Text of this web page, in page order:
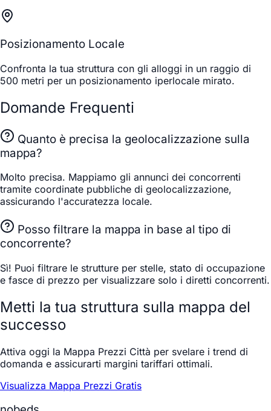
Posizionamento Locale
Confronta la tua struttura con gli alloggi in un raggio di
500 metri per un posizionamento iperlocale mirato.
Domande Frequenti
Quanto è precisa la geolocalizzazione sulla
mappa?
Molto precisa. Mappiamo gli annunci dei concorrenti
tramite coordinate pubbliche di geolocalizzazione,
assicurando l'accuratezza locale.
Posso filtrare la mappa in base al tipo di
concorrente?
Sì! Puoi filtrare le strutture per stelle, stato di occupazione
e fasce di prezzo per visualizzare solo i diretti concorrenti.
Metti la tua struttura sulla mappa del
successo
Attiva oggi la Mappa Prezzi Città per svelare i trend di
domanda e assicurarti margini tariffari ottimali.
Visualizza Mappa Prezzi Gratis